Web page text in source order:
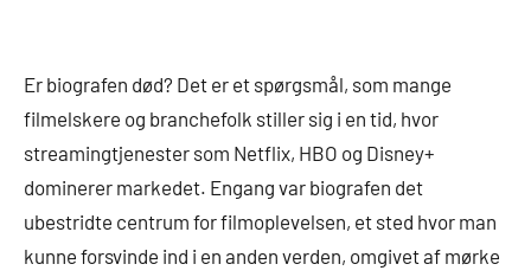
Er biografen død? Det er et spørgsmål, som mange
filmelskere og branchefolk stiller sig i en tid, hvor
streamingtjenester som Netflix, HBO og Disney+
dominerer markedet. Engang var biografen det
ubestridte centrum for filmoplevelsen, et sted hvor man
kunne forsvinde ind i en anden verden, omgivet af mørke